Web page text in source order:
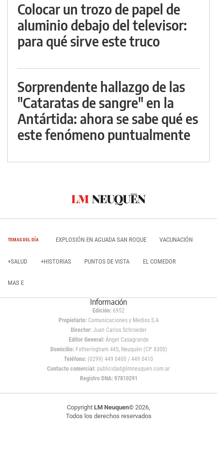
Colocar un trozo de papel de
aluminio debajo del televisor:
para qué sirve este truco
Sorprendente hallazgo de las
"Cataratas de sangre" en la
Antártida: ahora se sabe qué es
este fenómeno puntualmente
TEMAS DEL DÍA EXPLOSIÓN EN AGUADA SAN ROQUE VACUNACIÓN
+SALUD +HISTORIAS PUNTOS DE VISTA EL COMEDOR
MAS E
Información
Edición: 6952
Propietario:Comunicaciones y Medios S.A
Director: Juan Carlos Schroeder
Editor General:Ángel Casagrande
Domicilio:Fotheringham 445, Neuquén (CP 8300)
Teléfono: (0299) 449 0400 / 449 0410
Contacto comercial: publicidad@lmneuquen.com.ar
Registro DNA: 97810291
Copyright LM Neuquen© 2026,
Todos los derechos reservados